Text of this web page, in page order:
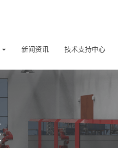
新闻资讯 技术支持中心